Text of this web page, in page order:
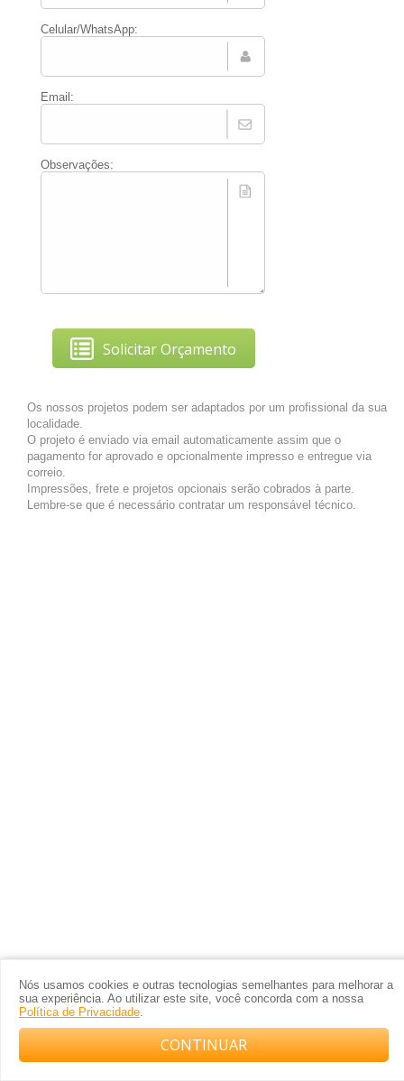
Nós usamos cookies e outras tecnologias semelhantes para melhorar a
sua experiência. Ao utilizar este site, você concorda com a nossa
Política de Privacidade.
CONTINUAR
Celular/WhatsApp:
Email:
Observações:
Solicitar Orçamento
Os nossos projetos podem ser adaptados por um profissional da sua
localidade.
O projeto é enviado via email automaticamente assim que o
pagamento for aprovado e opcionalmente impresso e entregue via
correio.
Impressões, frete e projetos opcionais serão cobrados à parte.
Lembre-se que é necessário contratar um responsável técnico.
INFORMAÇÕES TÉCNICAS
Área construida 212 metros quadrados
Compre com o arquiteto no WhatsApp